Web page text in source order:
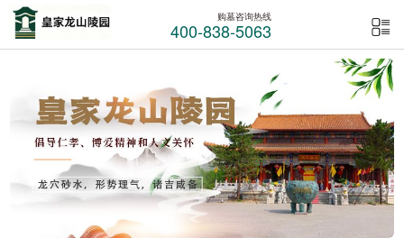
购墓咨询热线
400-838-5063